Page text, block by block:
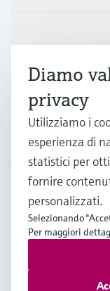
La società
CHE•Italiano
Copyright ©
Diamo
privacy
Utilizziamo i
esperienza di
statistici per
fornire
personalizzati.
Selezionando
Per maggiori